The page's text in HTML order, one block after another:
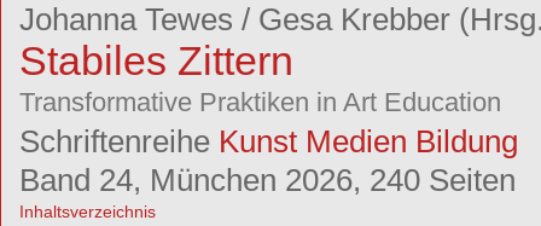
Johanna Tewes / Gesa Krebber
Stabiles Zittern
Transformative Praktiken in Art Education
Schriftenreihe Kunst Medien Bildung
Band 24, München 2026, 240 Seiten
Inhaltsverzeichnis